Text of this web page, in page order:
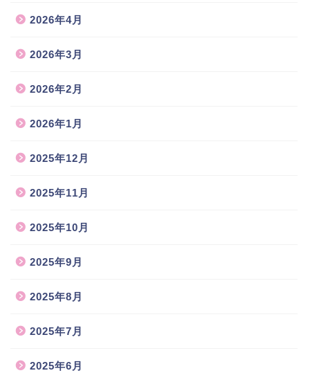
2026年4月
2026年3月
2026年2月
2026年1月
2025年12月
2025年11月
2025年10月
2025年9月
2025年8月
2025年7月
2025年6月